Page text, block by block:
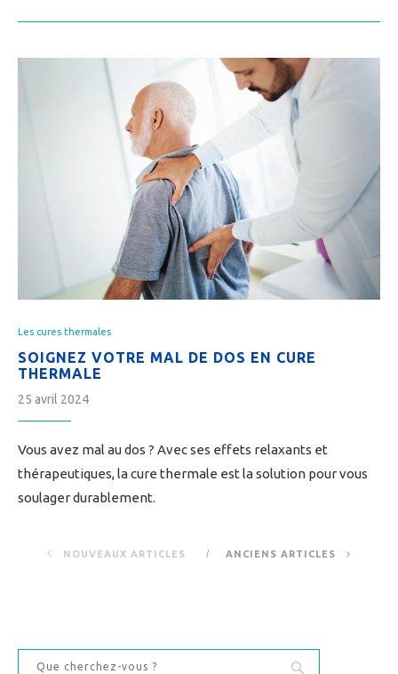
Les cures thermales
SOIGNEZ VOTRE MAL DE DOS EN CURE
THERMALE
25 avril 2024
Vous avez mal au dos ? Avec ses effets relaxants et
thérapeutiques, la cure thermale est la solution pour vous
soulager durablement.
NOUVEAUX ARTICLES ANCIENS ARTICLES